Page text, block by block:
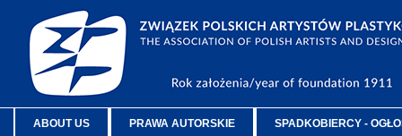
ABOUT US PRAWA AUTORSKIE SPADKOBIERCY -